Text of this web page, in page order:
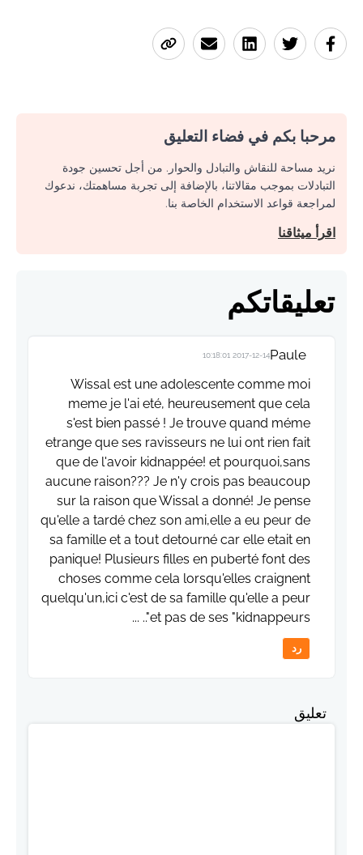
مرحبا بكم في فضاء التعليق
نريد مساحة للنقاش والتبادل والحوار. من أجل تحسين جودة
التبادلات بموجب مقالاتنا، بالإضافة إلى تجربة مساهمتك، ندعوك
لمراجعة قواعد الاستخدام الخاصة بنا.
اقرأ ميثاقنا
تعليقاتكم
Paule
2017-12-14 10:18:01
Wissal est une adolescente comme moi
meme je l'ai eté, heureusement que cela
s'est bien passé ! Je trouve quand méme
etrange que ses ravisseurs ne lui ont rien fait
que de l'avoir kidnappée! et pourquoi,sans
aucune raison??? Je n'y crois pas beaucoup
sur la raison que Wissal a donné! Je pense
qu'elle a tardé chez son ami,elle a eu peur de
sa famille et a tout detourné car elle etait en
panique! Plusieurs filles en puberté font des
choses comme cela lorsqu'elles craignent
quelqu'un,ici c'est de sa famille qu'elle a peur
et pas de ses "kidnappeurs".. ...
رد
تعليق